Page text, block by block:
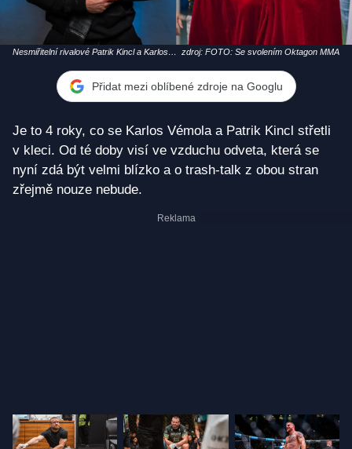
Nesmiřitelní rivalové Patrik Kincl a Karlos
zdroj: FOTO: Se svolením Oktagon MMA
Přidat mezi oblíbené zdroje na Googlu
Je to 4 roky, co se Karlos Vémola a Patrik Kincl střetli
v kleci. Od té doby visí ve vzduchu odveta, která se
nyní zdá být velmi blízko a o trash-talk z obou stran
zřejmě nouze nebude.